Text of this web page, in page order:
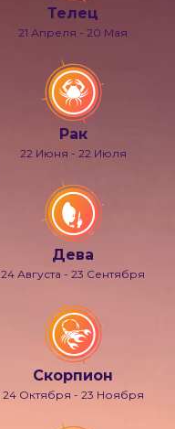
Телец
21 Апреля - 20 Мая
Рак
22 Июня - 22 Июля
Дева
24 Августа - 23 Сентября
Скорпион
24 Октября - 23 Ноября